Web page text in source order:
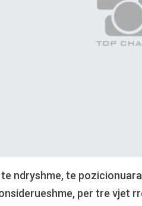
ndryshme, te
per tre vjet